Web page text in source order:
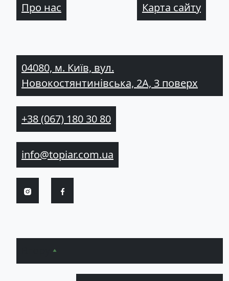
Про нас Карта сайту
04080, м. Київ, вул.
Новокостянтинівська, 2А, 3 поверх
+38 (067) 180 30 80
info@topiar.com.ua